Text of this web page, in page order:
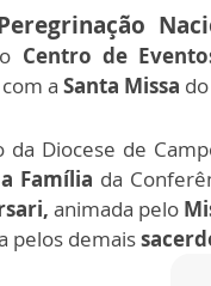
Centro de
a Santa Missa
Diocese de
Família da
animada pelo
pelos demais